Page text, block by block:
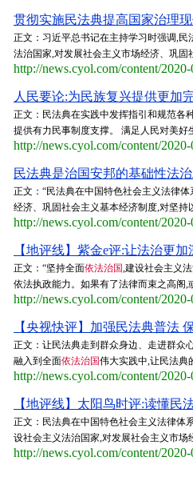
贯彻实施民法典提高国家治理
正文：习近平总书记在主持学习时强调,
法治国家,对发展社会主义市场经济、巩
http://news.cyol.com/content/
人民要论:为民族复兴提供更加
正文：民法典在实践中发挥指引和规范各
提供有力民事制度支撑。 满足人民对美
http://news.cyol.com/content/
民法典是治国安邦的基础性法
正文：“民法典在中国特色社会主义法律
经济、巩固社会主义基本经济制度,对坚
http://news.cyol.com/content/
【地评线】紫金e评:让法治更
正文：“坚持全面依法治国,建设社会主义
依法执政能力。如果有了法律而束之高阁
http://news.cyol.com/content/
【央视快评】加强民法典普法
正文：让民法典走到群众身边、走进群众
融入到全面依法治国伟大实践中,让民法典
http://news.cyol.com/content/
【地评线】太阳鸟时评:读懂民
正文：民法典在中国特色社会主义法律体
设社会主义法治国家,对发展社会主义市
http://news.cyol.com/content/